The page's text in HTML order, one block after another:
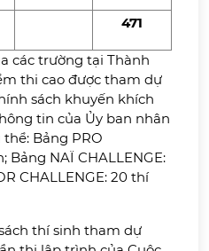
471
các trường tại Thành
thi cao được tham dự
sách khuyến khích
tin của Ủy ban nhân
Bảng PRO
Bảng NAÏ CHALLENGE:
CHALLENGE: 20 thí
thí sinh tham dự